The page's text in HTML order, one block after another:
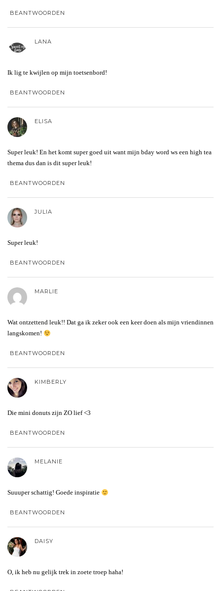
BEANTWOORDEN
LANA
Ik lig te kwijlen op mijn toetsenbord!
BEANTWOORDEN
ELISA
Super leuk! En het komt super goed uit want mijn bday word ws een high tea
thema dus dan is dit super leuk!
BEANTWOORDEN
JULIA
Super leuk!
BEANTWOORDEN
MARLIE
Wat ontzettend leuk!! Dat ga ik zeker ook een keer doen als mijn vriendinnen
langskomen!
BEANTWOORDEN
KIMBERLY
Die mini donuts zijn ZO lief <3
BEANTWOORDEN
MELANIE
Suuuper schattig! Goede inspiratie
BEANTWOORDEN
DAISY
O, ik heb nu gelijk trek in zoete troep haha!